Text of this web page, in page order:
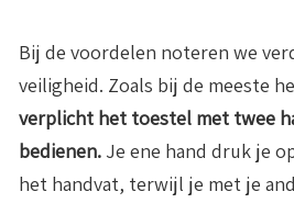
Bij de voordelen noteren we
veiligheid. Zoals bij de meeste
verplicht het toestel met twee
bedienen. Je ene hand druk je
het handvat, terwijl je met je